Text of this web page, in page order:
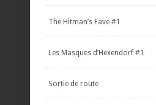
The Hitman’s Fave #1
Les Masques d’Hexendorf #1
Sortie de route